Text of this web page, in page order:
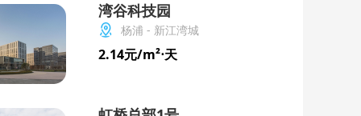
湾谷科技园
杨浦 - 新江湾城
2.14元/m²⋅天